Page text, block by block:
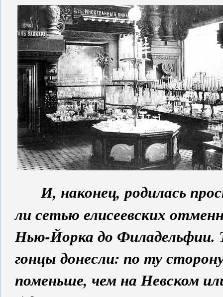
И, наконец, родилась
ли сетью елисеевских
Нью-Йорка до Филадельфии.
гонцы донесли: по ту
поменьше, чем на Невском